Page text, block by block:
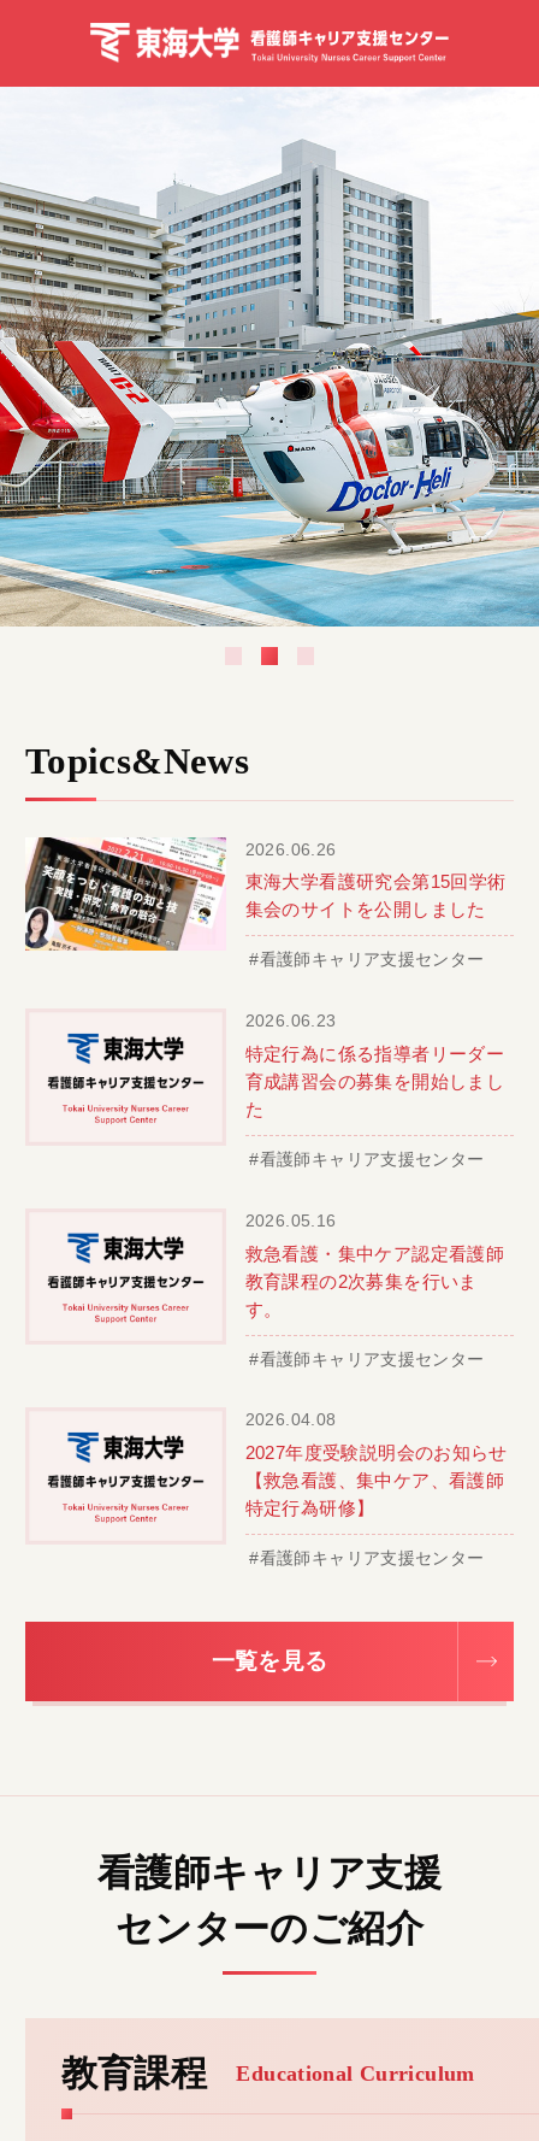
Topics&News
2026.06.26
東海大学看護研究会第15回学術
集会のサイトを公開しました
#看護師キャリア支援センター
2026.06.23
特定行為に係る指導者リーダー
育成講習会の募集を開始しまし
た
#看護師キャリア支援センター
2026.05.16
救急看護・集中ケア認定看護師
教育課程の2次募集を行いま
す。
#看護師キャリア支援センター
2026.04.08
2027年度受験説明会のお知らせ
【救急看護、集中ケア、看護師
特定行為研修】
#看護師キャリア支援センター
一覧を見る
看護師キャリア支援
センターのご紹介
教育課程 Educational Curriculum